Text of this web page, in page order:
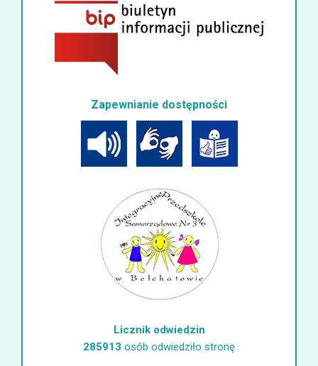
Zapewnianie dostępności
Licznik odwiedzin
285913 osób odwiedziło stronę